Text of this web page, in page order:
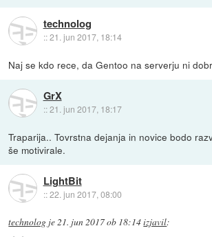
technolog
::21. jun 2017, 18:14
Naj se kdo rece, da Gentoo na serverju ni
GrX
::21. jun 2017, 18:17
Traparija.. Tovrstna dejanja in novice bodo
še motivirale.
LightBit
::22. jun 2017, 08:00
technolog je21. jun 2017 ob 18:14izjavil: